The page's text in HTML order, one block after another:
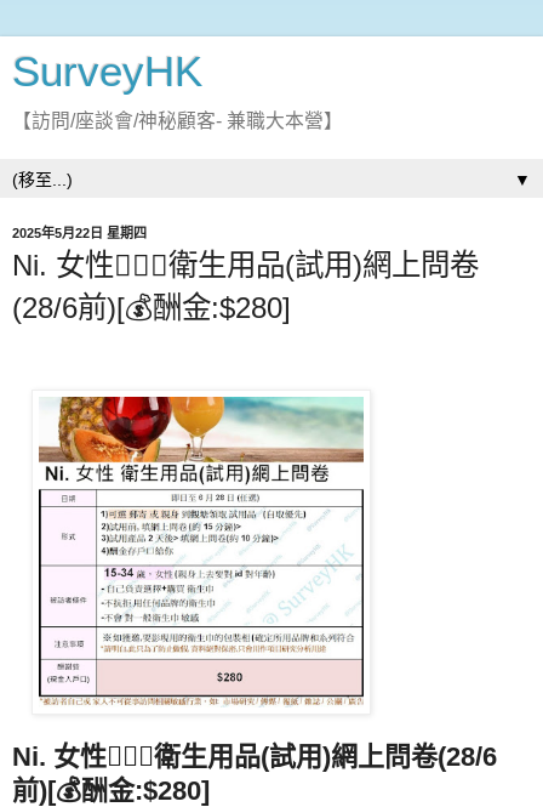
SurveyHK
【訪問/座談會/神秘顧客- 兼職大本營】
▼
2025年5月22日 星期四
Ni. 女性🙋🏻‍♀️衛生用品(試用)網上問卷
(28/6前)[💰酬金:$280]
Ni. 女性🙋🏻‍♀️衛生用品(試用)網上問卷(28/6
前)[💰酬金:$280]